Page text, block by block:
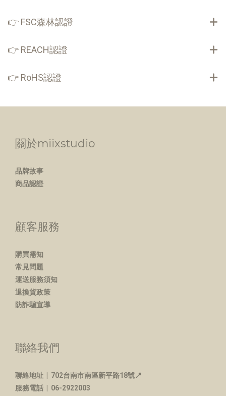
👉 FSC森林認證
👉 REACH認證
👉 RoHS認證
關於miixstudio
品牌故事
商品認證
顧客服務
購買需知
常見問題
運送服務須知
退換貨政策
防詐騙宣導
聯絡我們
聯絡地址 | 702台南市南區新平路18號📍
服務電話 | 06-2922003